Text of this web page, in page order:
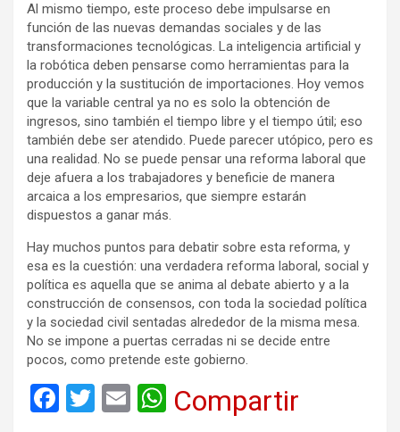
Al mismo tiempo, este proceso debe impulsarse en
función de las nuevas demandas sociales y de las
transformaciones tecnológicas. La inteligencia artificial y
la robótica deben pensarse como herramientas para la
producción y la sustitución de importaciones. Hoy vemos
que la variable central ya no es solo la obtención de
ingresos, sino también el tiempo libre y el tiempo útil; eso
también debe ser atendido. Puede parecer utópico, pero es
una realidad. No se puede pensar una reforma laboral que
deje afuera a los trabajadores y beneficie de manera
arcaica a los empresarios, que siempre estarán
dispuestos a ganar más.
Hay muchos puntos para debatir sobre esta reforma, y
esa es la cuestión: una verdadera reforma laboral, social y
política es aquella que se anima al debate abierto y a la
construcción de consensos, con toda la sociedad política
y la sociedad civil sentadas alrededor de la misma mesa.
No se impone a puertas cerradas ni se decide entre
pocos, como pretende este gobierno.
F
T
E
W
Compartir